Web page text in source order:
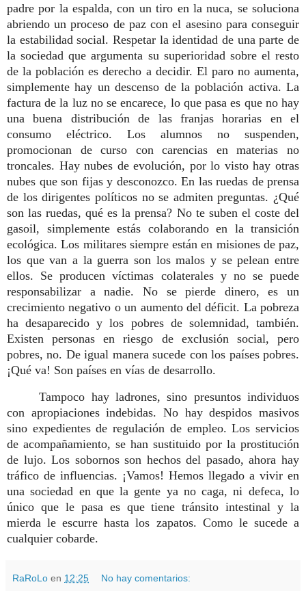
padre por la espalda, con un tiro en la nuca, se soluciona
abriendo un proceso de paz con el asesino para conseguir
la estabilidad social. Respetar la identidad de una parte de
la sociedad que argumenta su superioridad sobre el resto
de la población es derecho a decidir. El paro no aumenta,
simplemente hay un descenso de la población activa. La
factura de la luz no se encarece, lo que pasa es que no hay
una buena distribución de las franjas horarias en el
consumo eléctrico. Los alumnos no suspenden,
promocionan de curso con carencias en materias no
troncales. Hay nubes de evolución, por lo visto hay otras
nubes que son fijas y desconozco. En las ruedas de prensa
de los dirigentes políticos no se admiten preguntas. ¿Qué
son las ruedas, qué es la prensa? No te suben el coste del
gasoil, simplemente estás colaborando en la transición
ecológica. Los militares siempre están en misiones de paz,
los que van a la guerra son los malos y se pelean entre
ellos. Se producen víctimas colaterales y no se puede
responsabilizar a nadie. No se pierde dinero, es un
crecimiento negativo o un aumento del déficit. La pobreza
ha desaparecido y los pobres de solemnidad, también.
Existen personas en riesgo de exclusión social, pero
pobres, no. De igual manera sucede con los países pobres.
¡Qué va! Son países en vías de desarrollo.
Tampoco hay ladrones, sino presuntos individuos
con apropiaciones indebidas. No hay despidos masivos
sino expedientes de regulación de empleo. Los servicios
de acompañamiento, se han sustituido por la prostitución
de lujo. Los sobornos son hechos del pasado, ahora hay
tráfico de influencias. ¡Vamos! Hemos llegado a vivir en
una sociedad en que la gente ya no caga, ni defeca, lo
único que le pasa es que tiene tránsito intestinal y la
mierda le escurre hasta los zapatos. Como le sucede a
cualquier cobarde.
RaRoLo en 12:25 No hay comentarios: